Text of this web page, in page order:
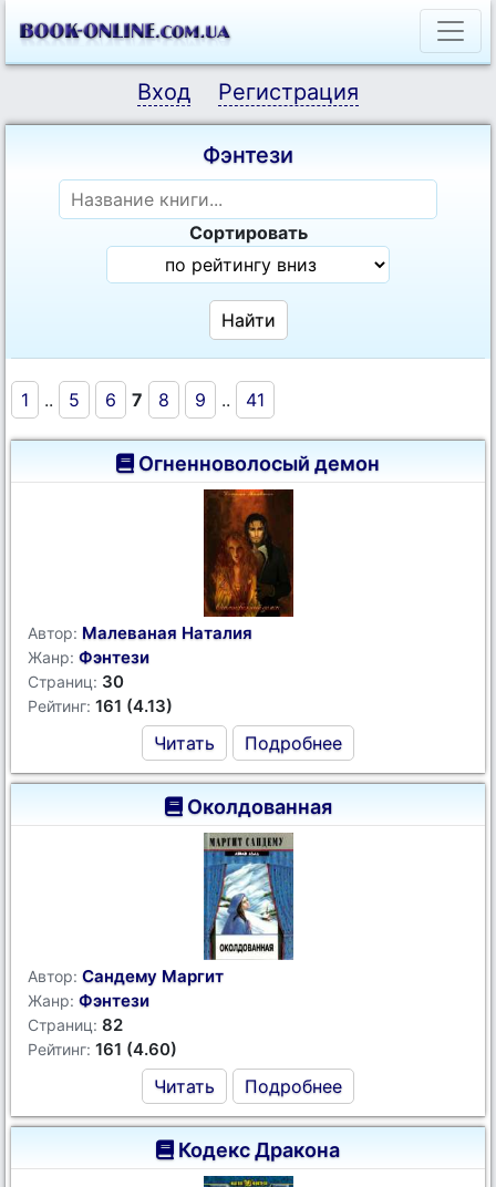
Вход Регистрация
Фэнтези
Сортировать
1 .. 5 6 7 8 9 .. 41
Огненноволосый демон
Автор: Малеваная Наталия
Жанр: Фэнтези
Страниц: 30
Рейтинг: 161 (4.13)
Читать Подробнее
Околдованная
Автор: Сандему Маргит
Жанр: Фэнтези
Страниц: 82
Рейтинг: 161 (4.60)
Читать Подробнее
Кодекс Дракона